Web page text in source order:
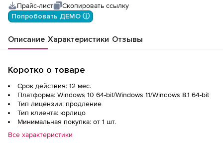
Прайс-лист
Скопировать ссылку
Попробовать ДЕМО ⓘ
Описание Характеристики Отзывы
Коротко о товаре
Срок действия: 12 мес.
Платформа: Windows 10 64-bit/Windows 11/Windows 8.1 64-bit
Тип лицензии: продление
Тип клиента: юрлицо
Минимальная покупка: от 1 шт.
Все характеристики